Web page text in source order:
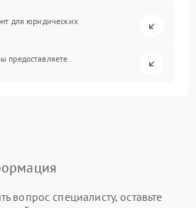
для юридических
предоставляете
вопрос специалисту, оставьте